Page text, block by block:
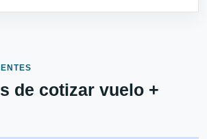
de cotizar vuelo +